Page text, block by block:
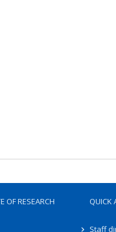
OF RESEARCH QUICK
Staff